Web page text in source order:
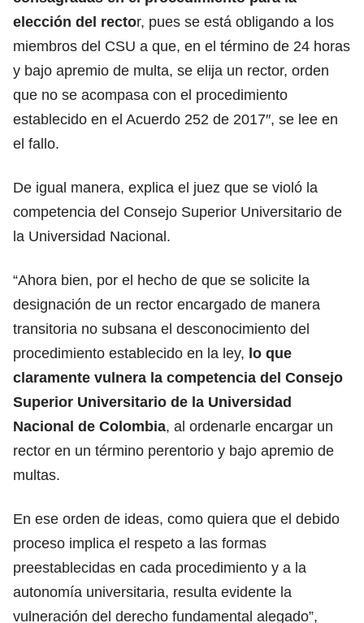
elección del rector, pues se está obligando a los
miembros del CSU a que, en el término de 24 horas
y bajo apremio de multa, se elija un rector, orden
que no se acompasa con el procedimiento
establecido en el Acuerdo 252 de 2017″, se lee en
el fallo.
De igual manera, explica el juez que se violó la
competencia del Consejo Superior Universitario de
la Universidad Nacional.
“Ahora bien, por el hecho de que se solicite la
designación de un rector encargado de manera
transitoria no subsana el desconocimiento del
procedimiento establecido en la ley, lo que
claramente vulnera la competencia del Consejo
Superior Universitario de la Universidad
Nacional de Colombia, al ordenarle encargar un
rector en un término perentorio y bajo apremio de
multas.
En ese orden de ideas, como quiera que el debido
proceso implica el respeto a las formas
preestablecidas en cada procedimiento y a la
autonomía universitaria, resulta evidente la
vulneración del derecho fundamental alegado”,